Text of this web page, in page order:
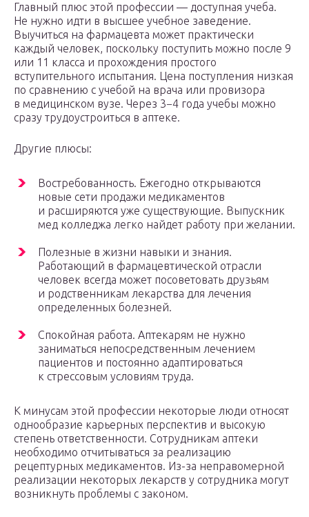
Главный плюс этой профессии — доступная учеба.
Не нужно идти в высшее учебное заведение.
Выучиться на фармацевта может практически
каждый человек, поскольку поступить можно после 9
или 11 класса и прохождения простого
вступительного испытания. Цена поступления низкая
по сравнению с учебой на врача или провизора
в медицинском вузе. Через 3−4 года учебы можно
сразу трудоустроиться в аптеке.
Другие плюсы:
Востребованность. Ежегодно открываются
новые сети продажи медикаментов
и расширяются уже существующие. Выпускник
мед колледжа легко найдет работу при желании.
Полезные в жизни навыки и знания.
Работающий в фармацевтической отрасли
человек всегда может посоветовать друзьям
и родственникам лекарства для лечения
определенных болезней.
Спокойная работа. Аптекарям не нужно
заниматься непосредственным лечением
пациентов и постоянно адаптироваться
к стрессовым условиям труда.
К минусам этой профессии некоторые люди относят
однообразие карьерных перспектив и высокую
степень ответственности. Сотрудникам аптеки
необходимо отчитываться за реализацию
рецептурных медикаментов. Из-за неправомерной
реализации некоторых лекарств у сотрудника могут
возникнуть проблемы с законом.